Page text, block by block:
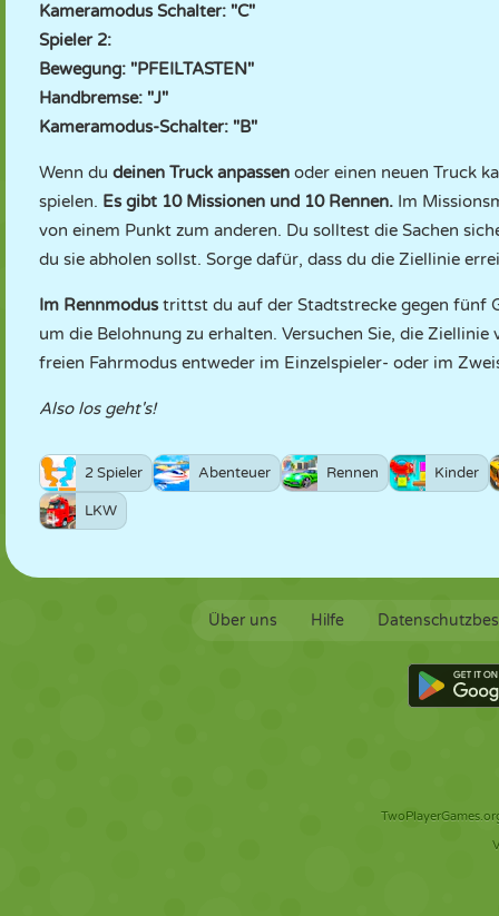
Kameramodus Schalter: "C"
Spieler 2:
Bewegung: "PFEILTASTEN"
Handbremse: "J"
Kameramodus-Schalter: "B"
Wenn du deinen Truck anpassen oder einen neuen Truck
spielen. Es gibt 10 Missionen und 10 Rennen. Im
von einem Punkt zum anderen. Du solltest die Sachen
du sie abholen sollst. Sorge dafür, dass du die Ziellinie
Im Rennmodustrittst du auf der Stadtstrecke gegen fünf
um die Belohnung zu erhalten. Versuchen Sie, die
freien Fahrmodus entweder im Einzelspieler- oder im
Also los geht's!
2 Spieler Abenteuer Rennen Kinder
LKW
Über uns Hilfe